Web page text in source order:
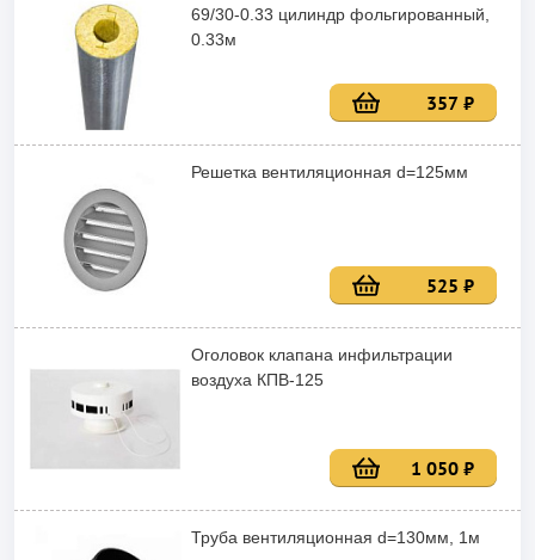
69/30-0.33 цилиндр фольгированный,
0.33м
357 ₽
Решетка вентиляционная d=125мм
525 ₽
Оголовок клапана инфильтрации
воздуха КПВ-125
1 050 ₽
Труба вентиляционная d=130мм, 1м